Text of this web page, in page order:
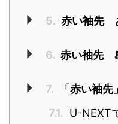
5. 赤い袖先
6. 赤い袖先
7.
「赤い袖
7.1. U-NEXT